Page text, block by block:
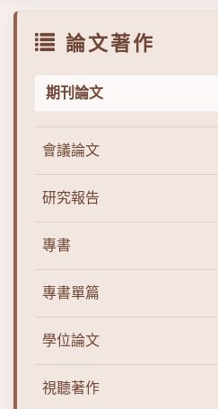
論文著作
期刊論文
會議論文
研究報告
專書
專書單篇
學位論文
視聽著作